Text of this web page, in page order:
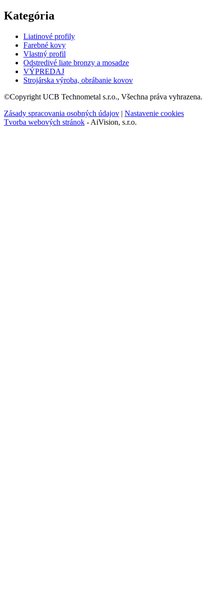
Kategória
Liatinové profily
Farebné kovy
Vlastný profil
Odstredivé liate bronzy a mosadze
VÝPREDAJ
Strojárska výroba, obrábanie kovov
©Copyright UCB Technometal s.r.o., Všechna práva vyhrazena.
Zásady spracovania osobných údajov | Nastavenie cookies
Tvorba webových stránok - AiVision, s.r.o.